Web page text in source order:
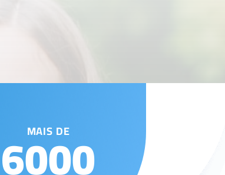
MAIS DE
6000